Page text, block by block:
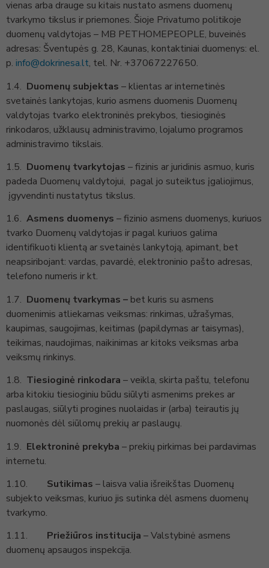
vienas arba drauge su kitais nustato asmens duomenų
tvarkymo tikslus ir priemones. Šioje Privatumo politikoje
duomenų valdytojas – MB PETHOMEPEOPLE, buveinės
adresas: Šventupės g. 28, Kaunas, kontaktiniai duomenys: el.
p. info@dokrinesa.lt, tel. Nr. +37067227650.
1.4. Duomenų subjektas – klientas ar internetinės
svetainės lankytojas, kurio asmens duomenis Duomenų
valdytojas tvarko elektroninės prekybos, tiesioginės
rinkodaros, užklausų administravimo, lojalumo programos
administravimo tikslais.
1.5. Duomenų tvarkytojas – fizinis ar juridinis asmuo, kuris
padeda Duomenų valdytojui, pagal jo suteiktus įgaliojimus,
įgyvendinti nustatytus tikslus.
1.6. Asmens duomenys – fizinio asmens duomenys, kuriuos
tvarko Duomenų valdytojas ir pagal kuriuos galima
identifikuoti klientą ar svetainės lankytoją, apimant, bet
neapsiribojant: vardas, pavardė, elektroninio pašto adresas,
telefono numeris ir kt.
1.7. Duomenų tvarkymas – bet kuris su asmens
duomenimis atliekamas veiksmas: rinkimas, užrašymas,
kaupimas, saugojimas, keitimas (papildymas ar taisymas),
teikimas, naudojimas, naikinimas ar kitoks veiksmas arba
veiksmų rinkinys.
1.8. Tiesioginė rinkodara – veikla, skirta paštu, telefonu
arba kitokiu tiesioginiu būdu siūlyti asmenims prekes ar
paslaugas, siūlyti progines nuolaidas ir (arba) teirautis jų
nuomonės dėl siūlomų prekių ar paslaugų.
1.9. Elektroninė prekyba – prekių pirkimas bei pardavimas
internetu.
1.10. Sutikimas – laisva valia išreikštas Duomenų
subjekto veiksmas, kuriuo jis sutinka dėl asmens duomenų
tvarkymo.
1.11. Priežiūros institucija – Valstybinė asmens
duomenų apsaugos inspekcija.